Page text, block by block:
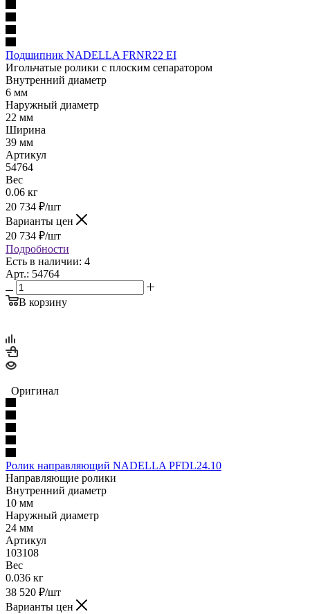
Подшипник NADELLA FRNR22 EI
Игольчатые ролики с плоским сепаратором
Внутренний диаметр
6 мм
Наружный диаметр
22 мм
Ширина
39 мм
Артикул
54764
Вес
0.06 кг
20 734 ₽/шт
Варианты цен
20 734 ₽/шт
Подробности
Есть в наличии: 4
Арт.: 54764
В корзину
Оригинал
Ролик направляющий NADELLA PFDL24.10
Направляющие ролики
Внутренний диаметр
10 мм
Наружный диаметр
24 мм
Артикул
103108
Вес
0.036 кг
38 520 ₽/шт
Варианты цен